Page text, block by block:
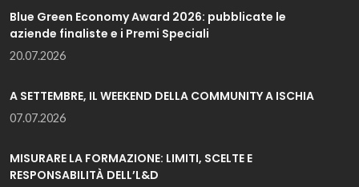
Blue Green Economy Award 2026: pubblicate le
aziende finaliste e i Premi Speciali
20.07.2026
A SETTEMBRE, IL WEEKEND DELLA COMMUNITY A ISCHIA
07.07.2026
MISURARE LA FORMAZIONE: LIMITI, SCELTE E
RESPONSABILITÀ DELL’L&D